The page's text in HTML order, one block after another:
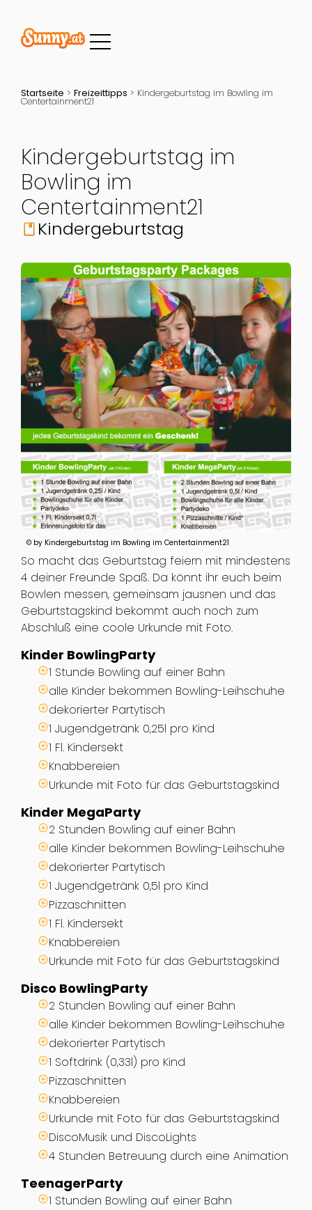
Startseite > Freizeittipps > Kindergeburtstag im Bowling im
Centertainment21
Kindergeburtstag im
Bowling im
Centertainment21
book Kindergeburtstag
© by Kindergeburtstag im Bowling im Centertainment21
So macht das Geburtstag feiern mit mindestens
4 deiner Freunde Spaß. Da könnt ihr euch beim
Bowlen messen, gemeinsam jausnen und das
Geburtstagskind bekommt auch noch zum
Abschluß eine coole Urkunde mit Foto.
Kinder BowlingParty
1 Stunde Bowling auf einer Bahn
alle Kinder bekommen Bowling-Leihschuhe
dekorierter Partytisch
1 Jugendgetränk 0,25l pro Kind
1 Fl. Kindersekt
Knabbereien
Urkunde mit Foto für das Geburtstagskind
Kinder MegaParty
2 Stunden Bowling auf einer Bahn
alle Kinder bekommen Bowling-Leihschuhe
dekorierter Partytisch
1 Jugendgetränk 0,5l pro Kind
Pizzaschnitten
1 Fl. Kindersekt
Knabbereien
Urkunde mit Foto für das Geburtstagskind
Disco BowlingParty
2 Stunden Bowling auf einer Bahn
alle Kinder bekommen Bowling-Leihschuhe
dekorierter Partytisch
1 Softdrink (0,33l) pro Kind
Pizzaschnitten
Knabbereien
Urkunde mit Foto für das Geburtstagskind
DiscoMusik und DiscoLights
4 Stunden Betreuung durch eine Animation
TeenagerParty
1 Stunden Bowling auf einer Bahn